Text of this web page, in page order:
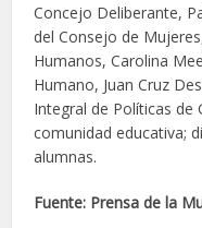
Concejo Deliberante,
del Consejo de
Humanos, Carolina
Humano, Juan Cruz
Integral de Políticas de
comunidad educativa;
alumnas.
Fuente: Prensa de la